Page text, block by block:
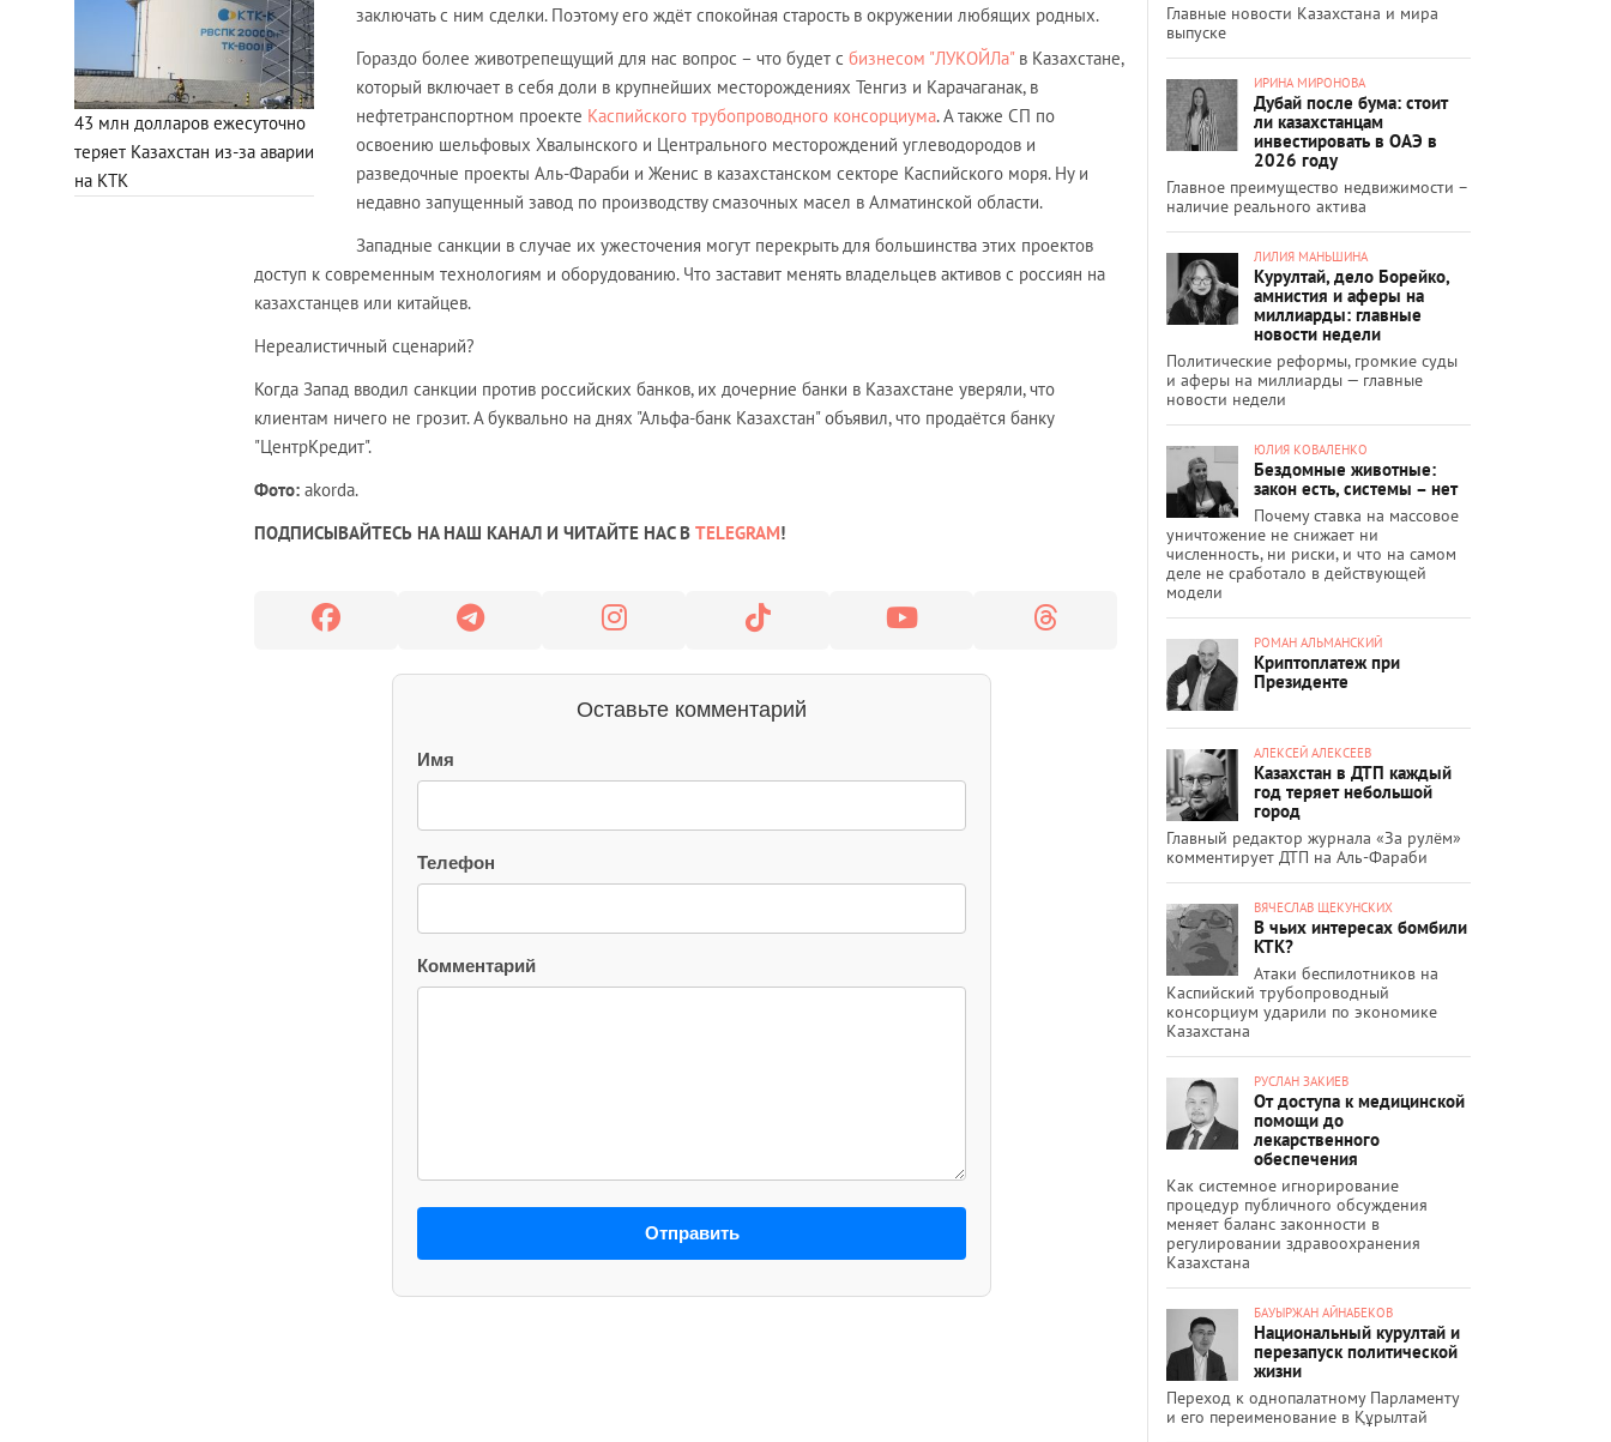
43 млн долларов ежесуточно
теряет Казахстан из-за аварии
на КТК
заключать с ним сделки. Поэтому его ждёт спокойная старость в окружении любящих родных.
Гораздо более животрепещущий для нас вопрос – что будет с бизнесом "ЛУКОЙЛа"в Казахстане,
который включает в себя доли в крупнейших месторождениях Тенгиз и Карачаганак, в
нефтетранспортном проекте Каспийского трубопроводного консорциума. А также СП по
освоению шельфовых Хвалынского и Центрального месторождений углеводородов и
разведочные проекты Аль-Фараби и Женис в казахстанском секторе Каспийского моря. Ну и
недавно запущенный завод по производству смазочных масел в Алматинской области.
Западные санкции в случае их ужесточения могут перекрыть для большинства этих проектов
доступ к современным технологиям и оборудованию. Что заставит менять владельцев активов с россиян на
казахстанцев или китайцев.
Нереалистичный сценарий?
Когда Запад вводил санкции против российских банков, их дочерние банки в Казахстане уверяли, что
клиентам ничего не грозит. А буквально на днях "Альфа-банк Казахстан" объявил, что продаётся банку
"ЦентрКредит".
Фото: akorda.
ПОДПИСЫВАЙТЕСЬ НА НАШ КАНАЛ И ЧИТАЙТЕ НАС В TELEGRAM!
Оставьте комментарий
Имя
Телефон
Комментарий
Отправить
Главные новости Казахстана и мира
выпуске
ИРИНА МИРОНОВА
Дубай после бума: стоит
ли казахстанцам
инвестировать в ОАЭ в
2026 году
Главное преимущество недвижимости –
наличие реального актива
ЛИЛИЯ МАНЬШИНА
Курултай, дело Борейко,
амнистия и аферы на
миллиарды: главные
новости недели
Политические реформы, громкие суды
и аферы на миллиарды — главные
новости недели
ЮЛИЯ КОВАЛЕНКО
Бездомные животные:
закон есть, системы – нет
Почему ставка на массовое
уничтожение не снижает ни
численность, ни риски, и что на самом
деле не сработало в действующей
модели
РОМАН АЛЬМАНСКИЙ
Криптоплатеж при
Президенте
АЛЕКСЕЙ АЛЕКСЕЕВ
Казахстан в ДТП каждый
год теряет небольшой
город
Главный редактор журнала «За рулём»
комментирует ДТП на Аль-Фараби
ВЯЧЕСЛАВ ЩЕКУНСКИХ
В чьих интересах бомбили
КТК?
Атаки беспилотников на
Каспийский трубопроводный
консорциум ударили по экономике
Казахстана
РУСЛАН ЗАКИЕВ
От доступа к медицинской
помощи до
лекарственного
обеспечения
Как системное игнорирование
процедур публичного обсуждения
меняет баланс законности в
регулировании здравоохранения
Казахстана
БАУЫРЖАН АЙНАБЕКОВ
Национальный курултай и
перезапуск политической
жизни
Переход к однопалатному Парламенту
и его переименование в Құрылтай